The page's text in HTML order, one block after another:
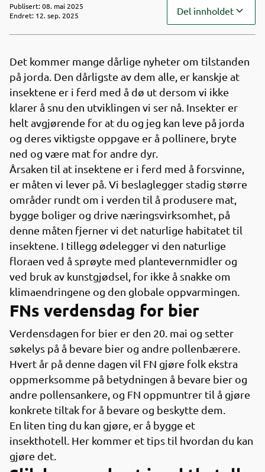
Publisert:08. mai 2025
Endret: 12. sep. 2025 Del innholdet
Det kommer mange dårlige nyheter om tilstanden
på jorda. Den dårligste av dem alle, er kanskje at
insektene er i ferd med å dø ut dersom vi ikke
klarer å snu den utviklingen vi ser nå. Insekter er
helt avgjørende for at du og jeg kan leve på jorda
og deres viktigste oppgave er å pollinere, bryte
ned og være mat for andre dyr.
Årsaken til at insektene er i ferd med å forsvinne,
er måten vi lever på. Vi beslaglegger stadig større
områder rundt om i verden til å produsere mat,
bygge boliger og drive næringsvirksomhet, på
denne måten fjerner vi det naturlige habitatet til
insektene. I tillegg ødelegger vi den naturlige
floraen ved å sprøyte med plantevernmidler og
ved bruk av kunstgjødsel, for ikke å snakke om
klimaendringene og den globale oppvarmingen.
FNs verdensdag for bier
Verdensdagen for bier er den 20. mai og setter
søkelys på å bevare bier og andre pollenbærere.
Hvert år på denne dagen vil FN gjøre folk ekstra
oppmerksomme på betydningen å bevare bier og
andre pollensankere, og FN oppmuntrer til å gjøre
konkrete tiltak for å bevare og beskytte dem.
En liten ting du kan gjøre, er å bygge et
insekthotell. Her kommer et tips til hvordan du kan
gjøre det.